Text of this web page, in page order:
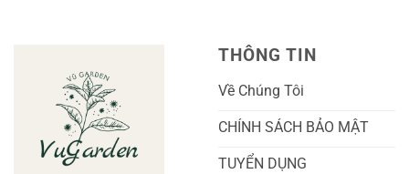
Cho
Người
Mới
Bắt
Đầu
Chi
Tiết
Và
Toàn
Diện
THÔNG TIN
Về Chúng Tôi
CHÍNH SÁCH BẢO MẬT
TUYỂN DỤNG